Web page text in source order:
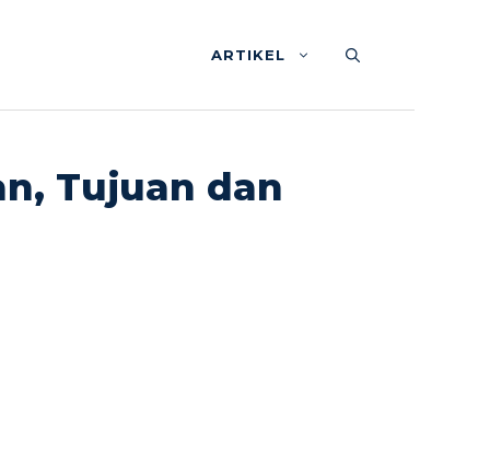
ARTIKEL
Tujuan dan